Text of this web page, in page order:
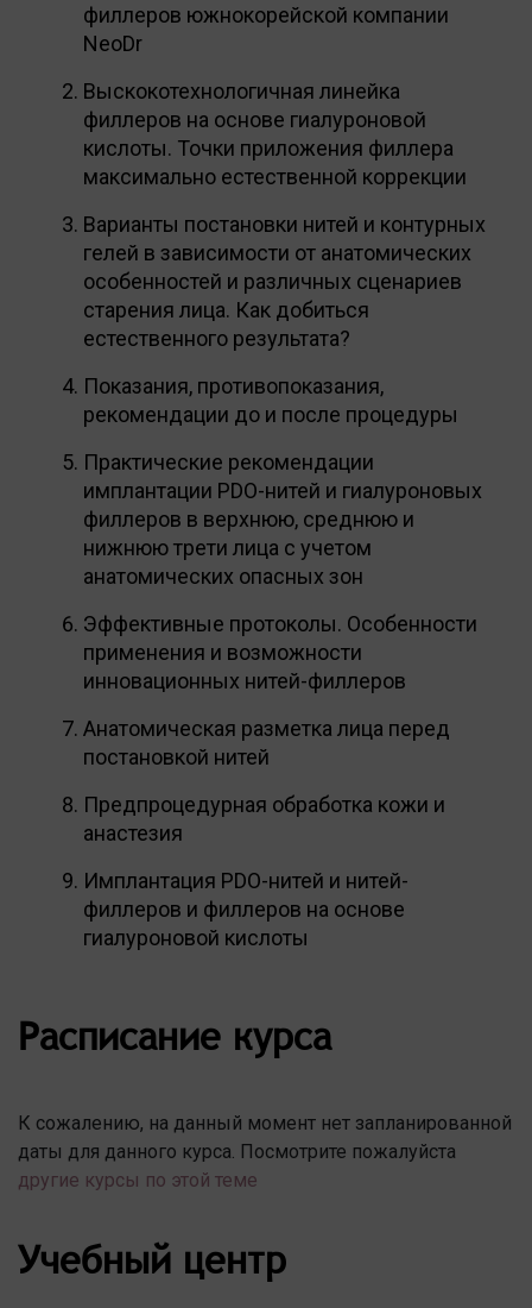
филлеров южнокорейской компании
NeoDr
Выскокотехнологичная линейка
филлеров на основе гиалуроновой
кислоты. Точки приложения филлера
максимально естественной коррекции
Варианты постановки нитей и контурных
гелей в зависимости от анатомических
особенностей и различных сценариев
старения лица. Как добиться
естественного результата?
Показания, противопоказания,
рекомендации до и после процедуры
Практические рекомендации
имплантации PDO-нитей и гиалуроновых
филлеров в верхнюю, среднюю и
нижнюю трети лица с учетом
анатомических опасных зон
Эффективные протоколы. Особенности
применения и возможности
инновационных нитей-филлеров
Анатомическая разметка лица перед
постановкой нитей
Предпроцедурная обработка кожи и
анастезия
Имплантация PDO-нитей и нитей-
филлеров и филлеров на основе
гиалуроновой кислоты
Расписание курса
К сожалению, на данный момент нет запланированной
даты для данного курса. Посмотрите пожалуйста
другие курсы по этой теме
Учебный центр